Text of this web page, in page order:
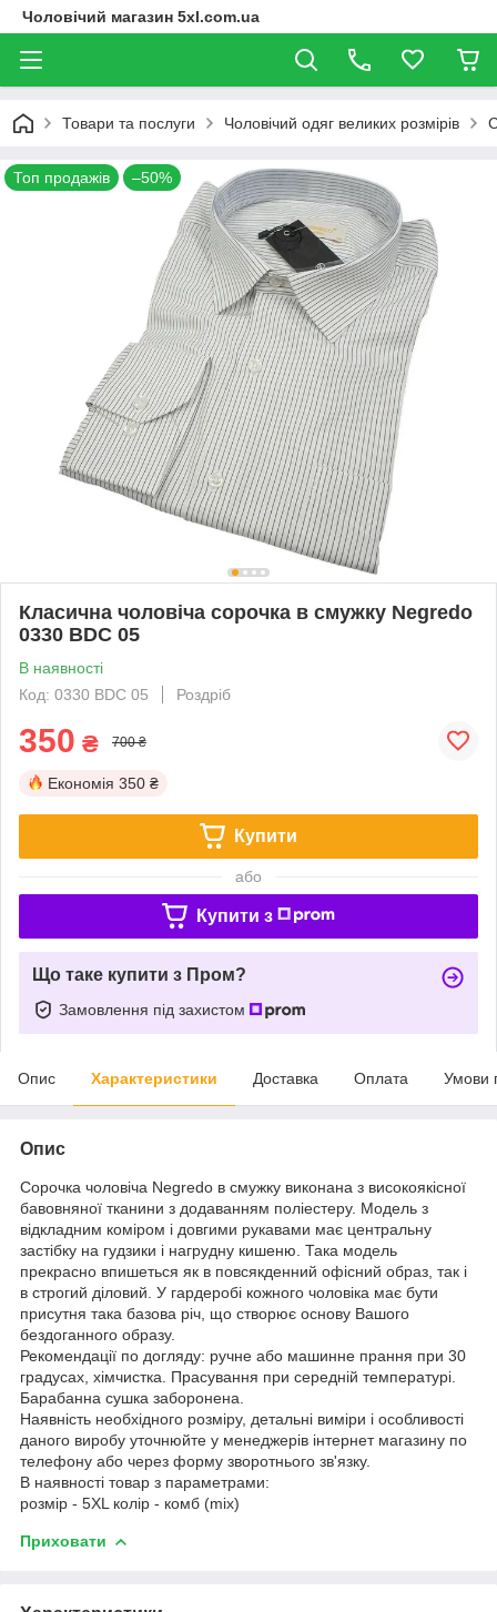
Чоловічий магазин 5xl.com.ua
Товари та послуги Чоловічий одяг великих розмірів
Топ продажів –50%
Класична чоловіча сорочка в смужку Negredo
0330 BDC 05
В наявності
Код: 0330 BDC 05
Роздріб
350 ₴ 700 ₴
Економія 350 ₴
Купити
або
Купити з
Що таке купити з Пром?
Замовлення під захистом
Опис Характеристики Доставка Оплата Умови
Опис
Сорочка чоловіча Negredo в смужку виконана з високоякісної
бавовняної тканини з додаванням поліестеру. Модель з
відкладним коміром і довгими рукавами має центральну
застібку на гудзики і нагрудну кишеню. Така модель
прекрасно впишеться як в повсякденний офісний образ, так і
в строгий діловий. У гардеробі кожного чоловіка має бути
присутня така базова річ, що створює основу Вашого
бездоганного образу.
Рекомендації по догляду: ручне або машинне прання при 30
градусах, хімчистка. Прасування при середній температурі.
Барабанна сушка заборонена.
Наявність необхідного розміру, детальні виміри і особливості
даного виробу уточнюйте у менеджерів інтернет магазину по
телефону або через форму зворотнього зв'язку.
В наявності товар з параметрами:
розмір - 5XL колір - комб (mix)
Приховати